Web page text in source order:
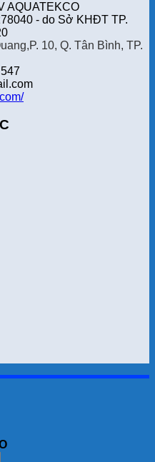
AQUATEKCO
- do Sở KHĐT TP.
10, Q. Tân Bình, TP.